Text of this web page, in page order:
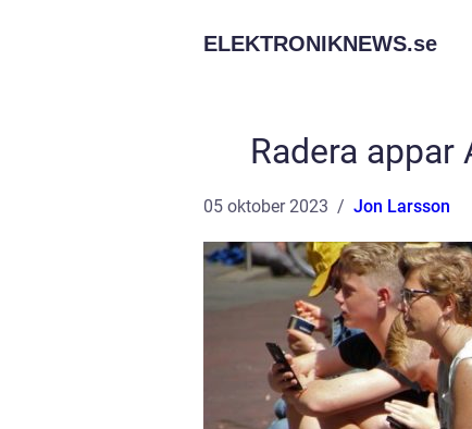
ELEKTRONIKNEWS.se
Radera
05 oktober 2023 Jon Larsson